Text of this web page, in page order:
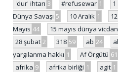
'dur' ihtarı 3 #refusewar 1 1
Dünya Savaşı 5 10 Aralık 1
Mayıs 44 15 mayıs dünya
28 şubat 2 318 59 ab 24
yargılanma hakkı 1 Af Örgütü 61
afrika 9 afrika birliği 1 agit 1